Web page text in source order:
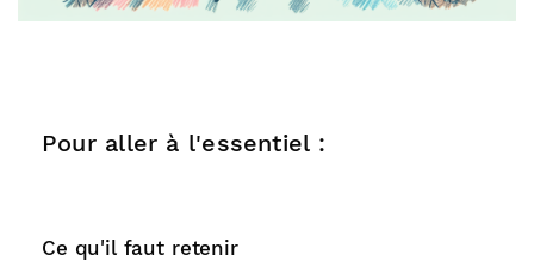
Pour aller à l'essentiel :
Ce qu'il faut retenir